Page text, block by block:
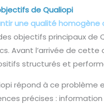
de Qualiopi
une qualité homogène
des objectifs principaux
Avant l’arrivée de
structurés et
répond à ce problème
précises :